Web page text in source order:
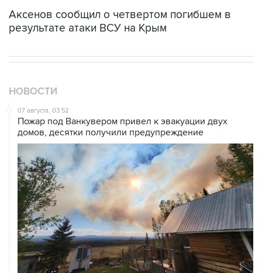
Аксенов сообщил о четвертом погибшем в
результате атаки ВСУ на Крым
НОВОСТИ
07 августа, 03:52
Пожар под Ванкувером привел к эвакуации двух
домов, десятки получили предупреждение